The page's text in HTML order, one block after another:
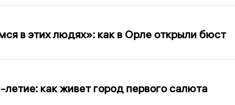
в этих людях»: как в Орле открыли бюст
как живет город первого салюта